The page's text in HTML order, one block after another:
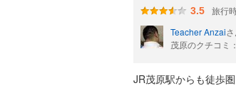
3.5
旅行
Teacher Anzai
茂原のクチコミ
JR茂原駅からも徒歩